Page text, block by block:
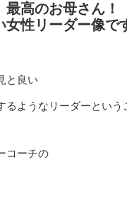
高のお母さん！
女性リーダー像で
と良い
るようなリーダーという
コーチの